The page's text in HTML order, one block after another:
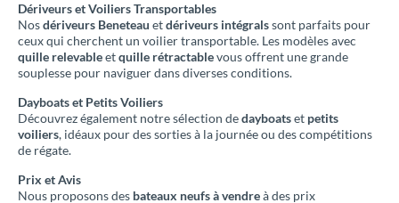
Dériveurs et Voiliers Transportables
Nosdériveurs Beneteau etdériveurs intégralssont parfaits pour
ceux qui cherchent un voilier transportable. Les modèles avec
quille relevableetquille rétractablevous offrent une grande
souplesse pour naviguer dans diverses conditions.
Dayboats et Petits Voiliers
Découvrez également notre sélection dedayboatset petits
voiliers, idéaux pour des sorties à la journée ou des compétitions
de régate.
Prix et Avis
Nous proposons des bateaux neufs à vendreà des prix